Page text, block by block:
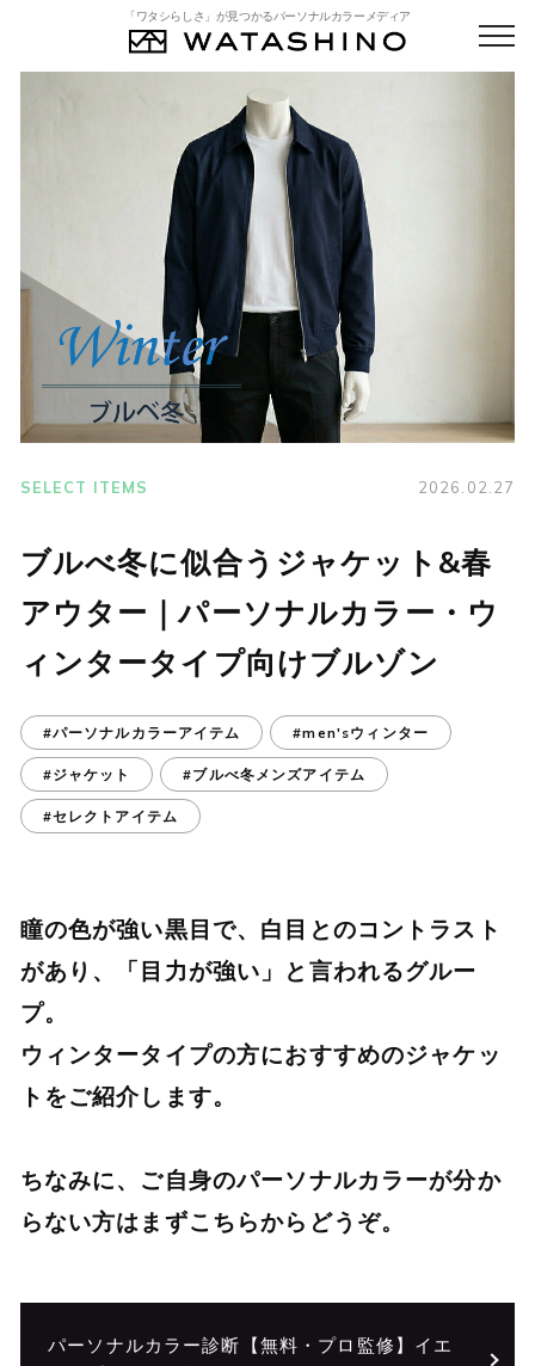
「ワタシらしさ」が見つかるパーソナルカラーメディア
SELECT ITEMS 2026.02.27
ブルべ冬に似合うジャケット&春
アウター｜パーソナルカラー・ウ
ィンタータイプ向けブルゾン
#パーソナルカラーアイテム #men'sウィンター
#ジャケット #ブルべ冬メンズアイテム
#セレクトアイテム
瞳の色が強い黒目で、白目とのコントラスト
があり、「目力が強い」と言われるグルー
プ。
ウィンタータイプの方におすすめのジャケッ
トをご紹介します。
ちなみに、ご自身のパーソナルカラーが分か
らない方はまずこちらからどうぞ。
パーソナルカラー診断【無料・プロ監修】イエ